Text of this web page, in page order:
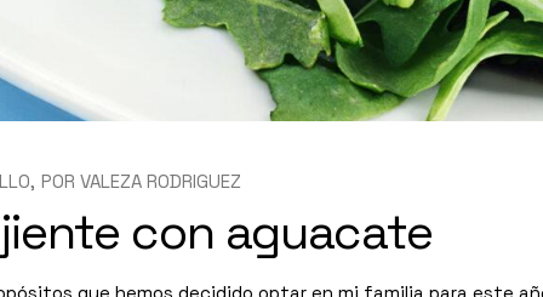
POR VALEZA RODRIGUEZ
con aguacate